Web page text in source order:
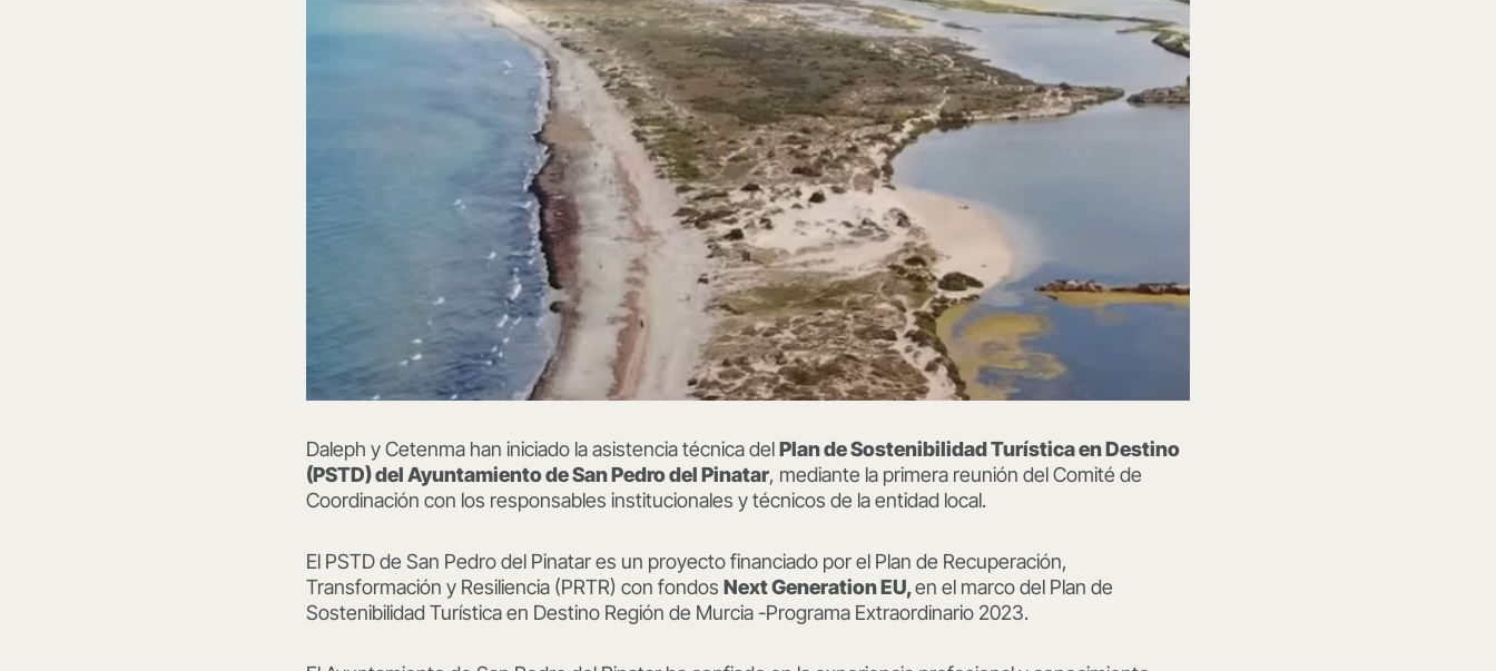
Daleph y Cetenma han iniciado la asistencia técnica delPlan de Sostenibilidad Turística en Destino
(PSTD) del Ayuntamiento de San Pedro del Pinatar, mediante la primera reunión del Comité de
Coordinación con los responsables institucionales y técnicos de la entidad local.
El PSTD de San Pedro del Pinatar es un proyecto financiado por el Plan de Recuperación,
Transformación y Resiliencia (PRTR) con fondos Next Generation EU,en el marco del Plan de
Sostenibilidad Turística en Destino Región de Murcia -Programa Extraordinario 2023.